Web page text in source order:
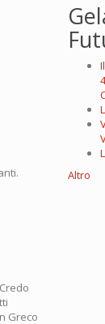
Greco
Altro